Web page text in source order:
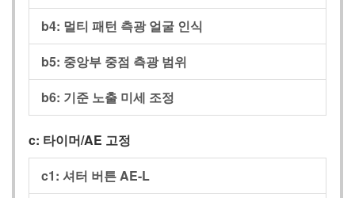
b4: 멀티 패턴 측광 얼굴 인식
b5: 중앙부 중점 측광 범위
b6: 기준 노출 미세 조정
c: 타이머/AE 고정
c1: 셔터 버튼 AE-L